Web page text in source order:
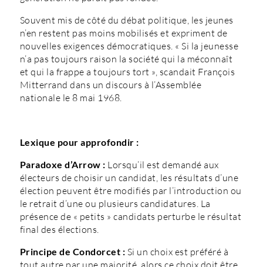
Souvent mis de côté du débat politique, les jeunes
n’en restent pas moins mobilisés et expriment de
nouvelles exigences démocratiques. « Si la jeunesse
n’a pas toujours raison la société qui la méconnaît
et qui la frappe a toujours tort », scandait François
Mitterrand dans un discours à l’Assemblée
nationale le 8 mai 1968.
Lexique pour approfondir :
Paradoxe d’Arrow : Lorsqu’il est demandé aux
électeurs de choisir un candidat, les résultats d’une
élection peuvent être modifiés par l’introduction ou
le retrait d’une ou plusieurs candidatures. La
présence de « petits » candidats perturbe le résultat
final des élections.
Principe de Condorcet : Si un choix est préféré à
tout autre par une majorité, alors ce choix doit être